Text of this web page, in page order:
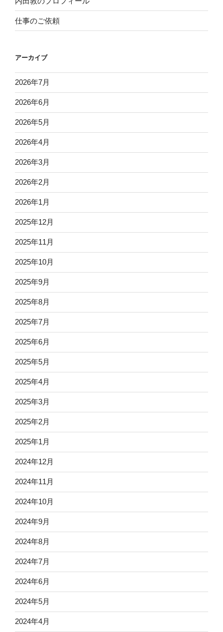
仕事のご依頼
アーカイブ
2026年7月
2026年6月
2026年5月
2026年4月
2026年3月
2026年2月
2026年1月
2025年12月
2025年11月
2025年10月
2025年9月
2025年8月
2025年7月
2025年6月
2025年5月
2025年4月
2025年3月
2025年2月
2025年1月
2024年12月
2024年11月
2024年10月
2024年9月
2024年8月
2024年7月
2024年6月
2024年5月
2024年4月